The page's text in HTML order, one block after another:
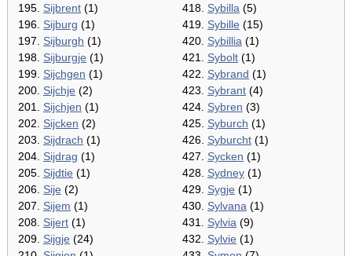
195. Sijbrent (1)
196. Sijburg (1)
197. Sijburgh (1)
198. Sijburgje (1)
199. Sijchgen (1)
200. Sijchje (2)
201. Sijchjen (1)
202. Sijcken (2)
203. Sijdrach (1)
204. Sijdrag (1)
205. Sijdtie (1)
206. Sije (2)
207. Sijem (1)
208. Sijert (1)
209. Sijgje (24)
418. Sybilla (5)
419. Sybille (15)
420. Sybillia (1)
421. Sybolt (1)
422. Sybrand (1)
423. Sybrant (4)
424. Sybren (3)
425. Syburch (1)
426. Syburcht (1)
427. Sycken (1)
428. Sydney (1)
429. Sygje (1)
430. Sylvana (1)
431. Sylvia (9)
432. Sylvie (1)